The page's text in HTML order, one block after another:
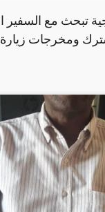
تبحث مع السفير
ومخرجات